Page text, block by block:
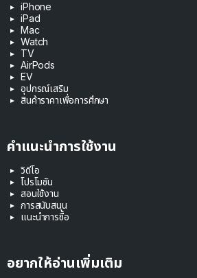
iPhone
iPad
Mac
Watch
TV
AirPods
EV
อุปกรณ์เสริม
สินค้าราคาเพื่อการศึกษา
คำแนะนำการใช้งาน
วิดีโอ
โปรโมชัน
สอนใช้งาน
การสนับสนุน
แนะนำการซื้อ
อยากให้อ่านเพิ่มเติม